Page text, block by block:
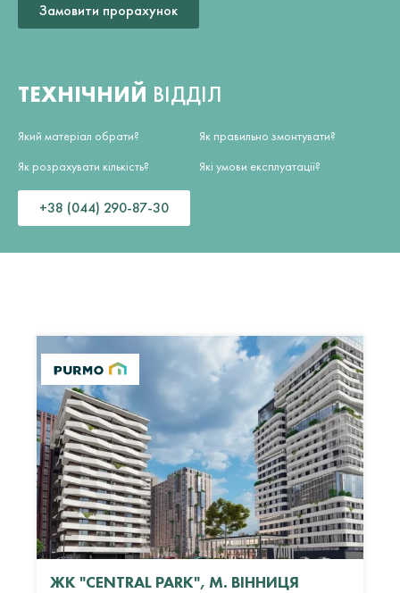
Замовити прорахунок
ТЕХНІЧНИЙ ВІДДІЛ
Який матеріал обрати?
Як розрахувати кількість?
Як правильно змонтувати?
Які умови експлуатації?
+38 (044) 290-87-30
ЖК "CENTRAL PARK", М. ВІННИЦЯ